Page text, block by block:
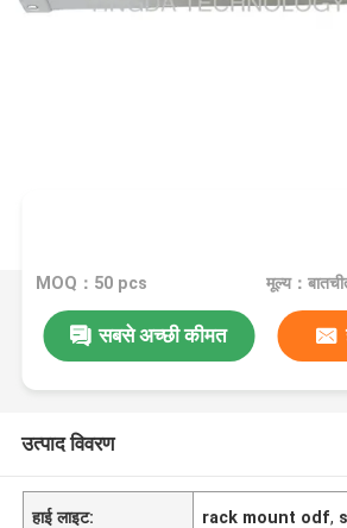
MOQ：50 pcs मूल्य：
सबसे अच्छी कीमत
उत्पाद विवरण
हाई लाइट: rack mount odf,